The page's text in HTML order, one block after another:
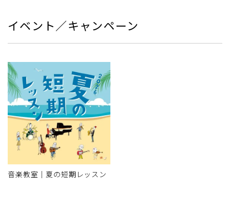
イベント／キャンペーン
音楽教室｜夏の短期レッスン